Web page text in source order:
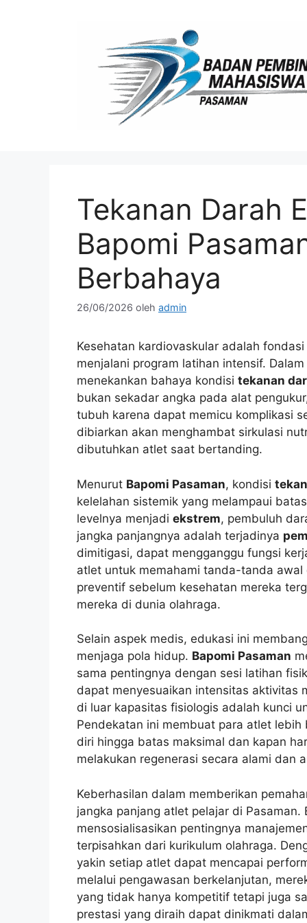
Tekanan Darah
Bapomi
Berbahaya
26/06/2026 oleh admin
Kesehatan kardiovaskular adalah
menjalani program latihan intensif.
menekankan bahaya kondisi tekanan
bukan sekadar angka pada alat
tubuh karena dapat memicu komplikasi
dibiarkan akan menghambat sirkulasi
dibutuhkan atlet saat bertanding.
Menurut Bapomi Pasaman, kondisi
kelelahan sistemik yang melampaui
levelnya menjadi ekstrem, pembuluh
jangka panjangnya adalah terjadinya
dimitigasi, dapat mengganggu fungsi
atlet untuk memahami tanda-tanda
preventif sebelum kesehatan mereka
mereka di dunia olahraga.
Selain aspek medis, edukasi ini
menjaga pola hidup. Bapomi Pasaman
sama pentingnya dengan sesi latihan
dapat menyesuaikan intensitas aktivitas
di luar kapasitas fisiologis adalah kunci
Pendekatan ini membuat para atlet
diri hingga batas maksimal dan kapan
melakukan regenerasi secara alami dan
Keberhasilan dalam memberikan
jangka panjang atlet pelajar di
mensosialisasikan pentingnya
terpisahkan dari kurikulum olahraga.
yakin setiap atlet dapat mencapai
melalui pengawasan berkelanjutan,
yang tidak hanya kompetitif tetapi juga
prestasi yang diraih dapat dinikmati